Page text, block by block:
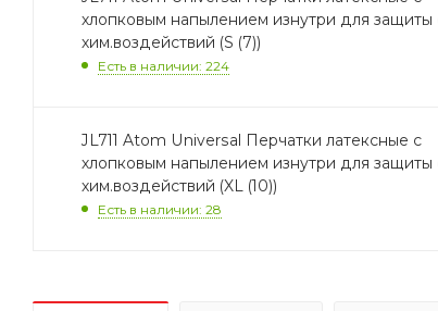
хлопковым напылением изнутри для защиты
хим.воздействий (S (7))
Есть в наличии: 224
JL711 Atom Universal Перчатки латексные с
хлопковым напылением изнутри для защиты
хим.воздействий (XL (10))
Есть в наличии: 28